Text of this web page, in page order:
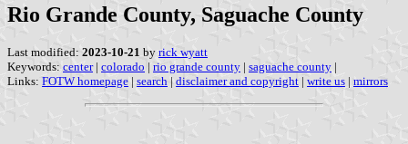
Rio Grande County, Saguache County
Last modified: 2023-10-21 by rick wyatt
Keywords: center| colorado | rio grande county | saguache county |
Links: FOTW homepage | search | disclaimer and copyright | write us | mirrors